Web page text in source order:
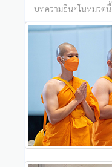
บทความอื่นๆในหมวดนี้